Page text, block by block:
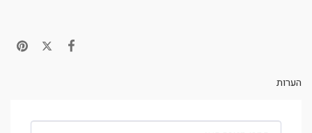
הערות